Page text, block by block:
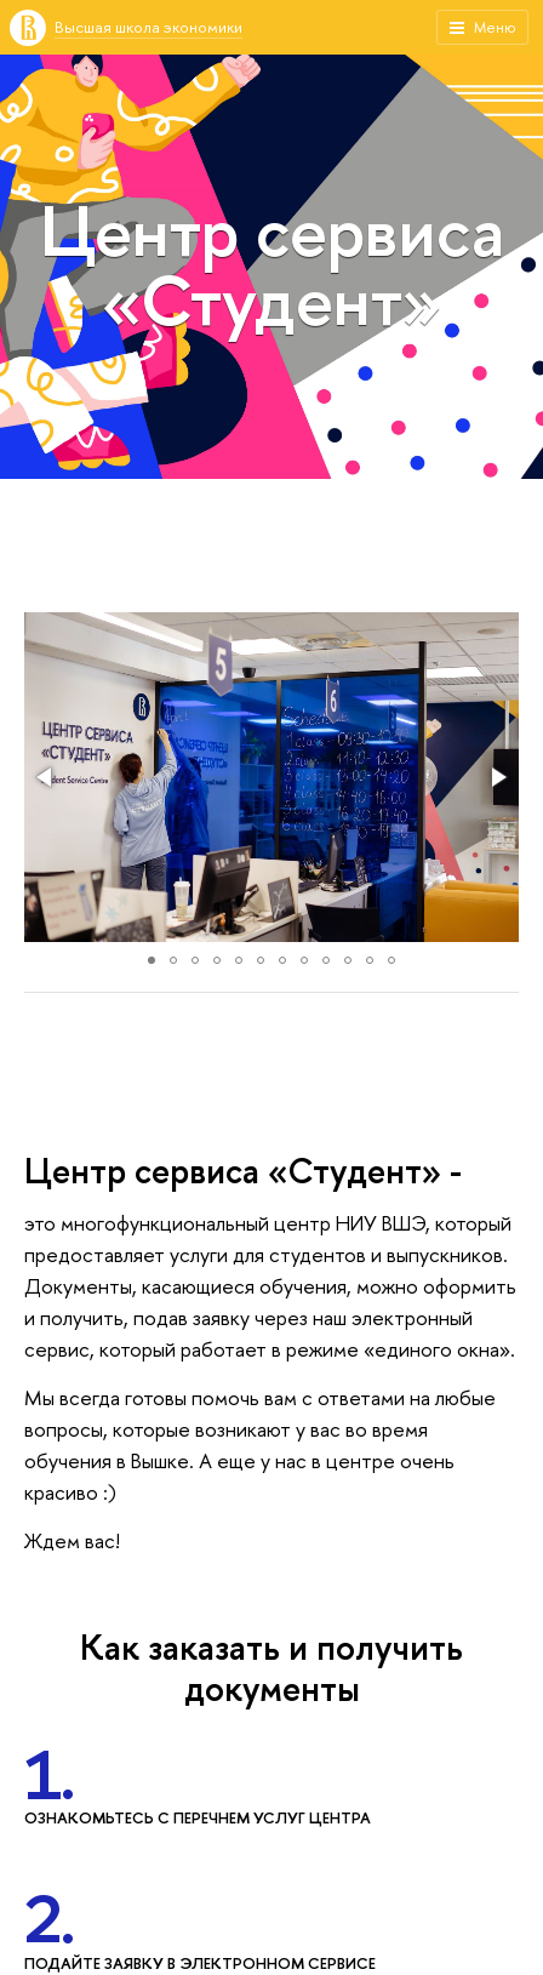
Меню
Высшая школа экономики
Центр сервиса
«Студент»
Центр сервиса «Студент» -
это многофункциональный центр НИУ ВШЭ, который
предоставляет услуги для студентов и выпускников.
Документы, касающиеся обучения, можно оформить
и получить, подав заявку через наш электронный
сервис, который работает в режиме «единого окна».
Мы всегда готовы помочь вам с ответами на любые
вопросы, которые возникают у вас во время
обучения в Вышке. А еще у нас в центре очень
красиво :)
Ждем вас!
Как заказать и получить
документы
1.
ОЗНАКОМЬТЕСЬ С ПЕРЕЧНЕМ УСЛУГ ЦЕНТРА
2.
ПОДАЙТЕ ЗАЯВКУ В ЭЛЕКТРОННОМ СЕРВИСЕ